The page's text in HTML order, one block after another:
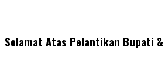
Selamat Atas Pelantikan Bupati &